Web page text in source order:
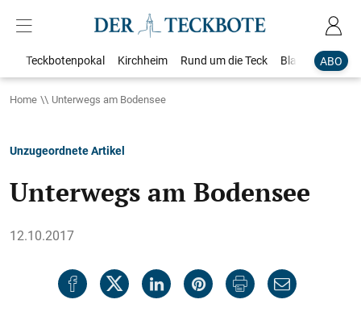
ABO
Teckbotenpokal Kirchheim Rund um die Teck Blaulicht
Home Unterwegs am Bodensee
Unzugeordnete Artikel
Unterwegs am Bodensee
12.10.2017